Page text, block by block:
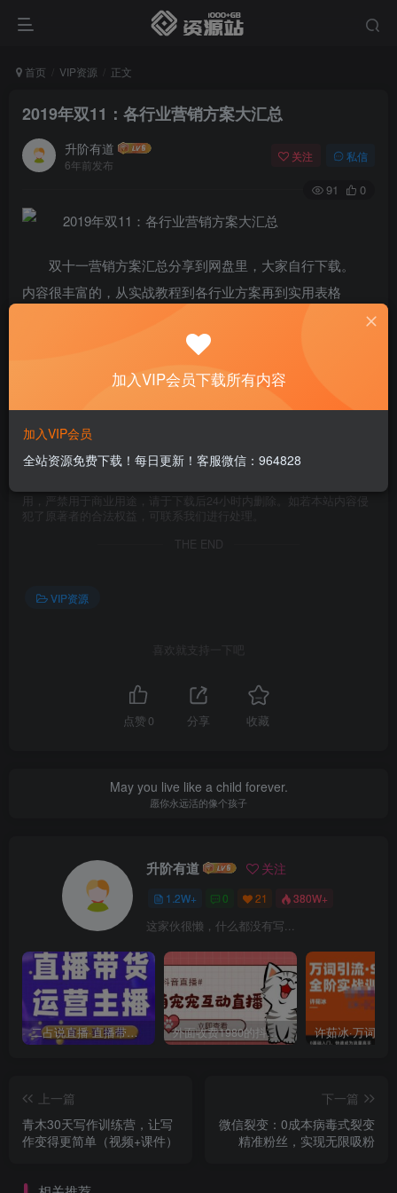
首页 VIP资源 正文
2019年双11：各行业营销方案大汇总
升阶有道
6年前发布
关注 私信
91 0
双十一营销方案汇总分享到网盘里，大家自行下载。
内容很丰富的，从实战教程到各行业方案再到实用表格
©版权声明
用，严禁用于商业用途，请于下载后24小时内删除。如若本站内容侵
犯了原著者的合法权益，可联系我们进行处理。
THE END
VIP资源
喜欢就支持一下吧
点赞 0 分享 收藏
May you live like a child forever.
愿你永远活的像个孩子
升阶有道 关注
1.2W+ 0 21 380W+
这家伙很懒，什么都没有写...
二占说直播·直播带货主播运营课程，主播运营二合一实操课 外面收费1980的抖音萌宠宠直播项目，可虚拟人直播，抖音报白，实时互动直播【软件+详细教程】
上一篇
青木30天写作训练营，让写
作变得更简单（视频+课件）
下一篇
微信裂变：0成本病毒式裂变
精准粉丝，实现无限吸粉
加入VIP会员下载所有内容
加入VIP会员
全站资源免费下载！每日更新！客服微信：964828